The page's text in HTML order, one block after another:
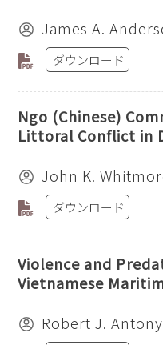
James A.
ダウンロード
Ngo (Chinese)
Littoral Conflict in
John K.
ダウンロード
Violence and
Vietnamese
Robert J. Antony